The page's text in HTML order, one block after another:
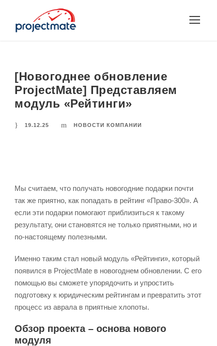
[Новогоднее обновление
ProjectMate] Представляем
модуль «Рейтинги»
19.12.25 НОВОСТИ КОМПАНИИ
Мы считаем, что получать новогодние подарки почти
так же приятно, как попадать в рейтинг «Право-300». А
если эти подарки помогают приблизиться к такому
результату, они становятся не только приятными, но и
по-настоящему полезными.
Именно таким стал новый модуль «Рейтинги», который
появился в ProjectMate в новогоднем обновлении. С его
помощью вы сможете упорядочить и упростить
подготовку к юридическим рейтингам и превратить этот
процесс из аврала в приятные хлопоты.
Обзор проекта – основа нового
модуля